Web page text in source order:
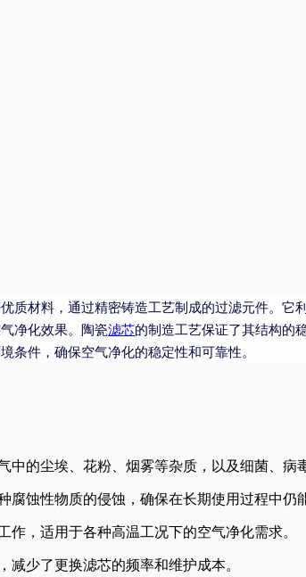
质材料，通过精密铸造工艺制成的过滤元件。
净化效果。陶瓷滤芯的制造工艺保证了其结构的
条件，确保空气净化的稳定性和可靠性。
的尘埃、花粉、烟雾等杂质，以及细菌、病
蚀性物质的侵蚀，确保在长期使用过程中仍
，适用于各种高温工况下的空气净化需求。
少了更换滤芯的频率和维护成本。